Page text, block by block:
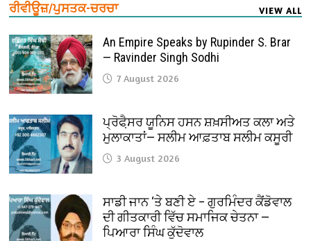
ਰੀਵੀਊਜ਼/ਪੁਸਤਕ-ਚਰਚਾ VIEW ALL
An Empire Speaks by Rupinder S. Brar
— Ravinder Singh Sodhi
7 August 2026
ਪ੍ਰੋਫੈ਼ਸਰ ਯੂਨਿਸ ਹਸਨ ਸ਼ਖ਼ਸੀਅਤ ਕਲਾ ਅਤੇ
ਮੁਲਾਕਾਤਾਂ— ਸਲੀਮ ਆਫ਼ਤਾਬ ਸਲੀਮ ਕਸੂਰੀ
3 August 2026
ਸਾਡੀ ਜਾਨ ‘ਤੇ ਬਣੀ ਏ – ਗੁਰਮਿੰਦਰ ਕੈਂਡੋਵਾਲ
ਦੀ ਗੀਤਕਾਰੀ ਵਿੱਚ ਸਮਾਜਿਕ ਚੇਤਨਾ —
ਪਿਆਰਾ ਸਿੰਘ ਕੁੱਦੋਵਾਲ